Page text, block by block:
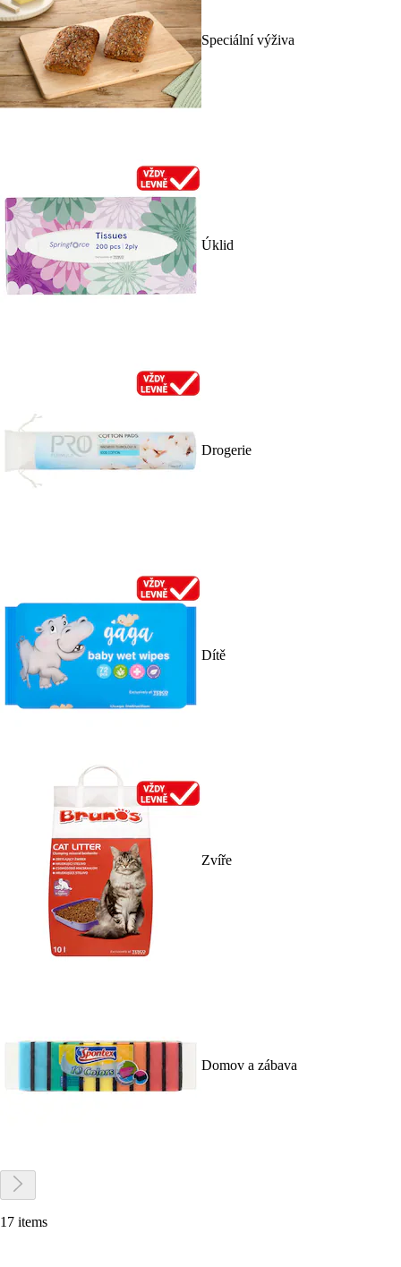
Speciální výživa
Úklid
Drogerie
Dítě
Zvíře
Domov a zábava
17 items